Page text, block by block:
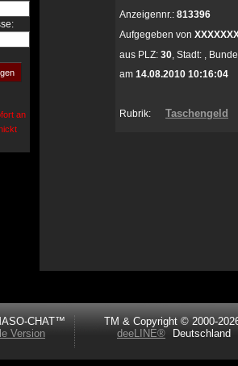
an
Anzeigennr.: 813396
Aufgegeben von
aus PLZ: 30, Stadt: ,
am 14.08.2010 10:16:04
Rubrik: Taschengeld
CHAT™
Version
TM & Copyright © 2000-
deeLINE®
Deutschland